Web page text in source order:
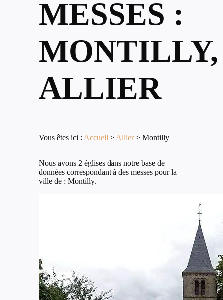
MESSES :
MONTILLY,
ALLIER
Vous êtes ici : Accueil > Allier> Montilly
Nous avons 2 églises dans notre base de
données correspondant à des messes pour la
ville de : Montilly.